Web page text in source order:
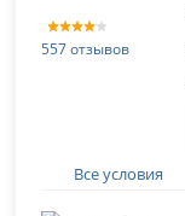
557 отзывов
Все условия